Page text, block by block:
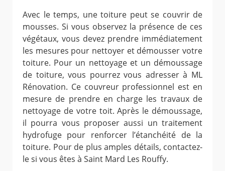
Avec le temps, une toiture peut se couvrir de
mousses. Si vous observez la présence de ces
végétaux, vous devez prendre immédiatement
les mesures pour nettoyer et démousser votre
toiture. Pour un nettoyage et un démoussage
de toiture, vous pourrez vous adresser à ML
Rénovation. Ce couvreur professionnel est en
mesure de prendre en charge les travaux de
nettoyage de votre toit. Après le démoussage,
il pourra vous proposer aussi un traitement
hydrofuge pour renforcer l’étanchéité de la
toiture. Pour de plus amples détails, contactez-
le si vous êtes à Saint Mard Les Rouffy.